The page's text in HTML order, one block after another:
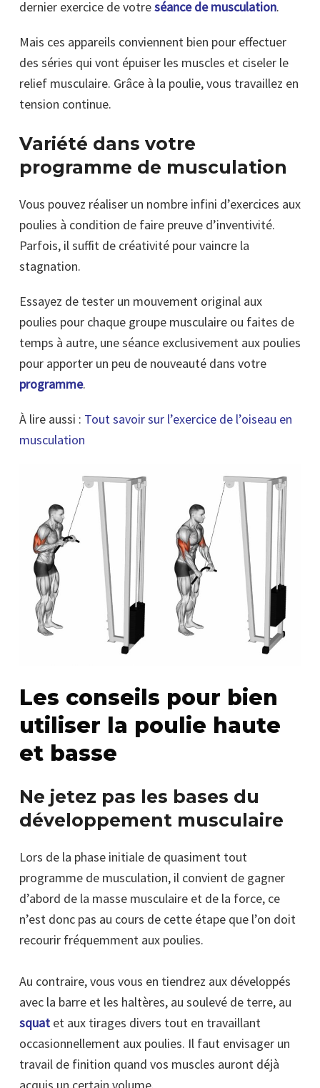
dernier exercice de votreséance de musculation.
Mais ces appareils conviennent bien pour effectuer
des séries qui vont épuiser les muscles et ciseler le
relief musculaire. Grâce à la poulie, vous travaillez en
tension continue.
Variété dans votre
programme de musculation
Vous pouvez réaliser un nombre infini d’exercices aux
poulies à condition de faire preuve d’inventivité.
Parfois, il suffit de créativité pour vaincre la
stagnation.
Essayez de tester un mouvement original aux
poulies pour chaque groupe musculaire ou faites de
temps à autre, une séance exclusivement aux poulies
pour apporter un peu de nouveauté dans votre
programme.
À lire aussi : Tout savoir sur l’exercice de l’oiseau en
musculation
Les conseils pour bien
utiliser la poulie haute
et basse
Ne jetez pas les bases du
développement musculaire
Lors de la phase initiale de quasiment tout
programme de musculation, il convient de gagner
d’abord de la masse musculaire et de la force, ce
n’est donc pas au cours de cette étape que l’on doit
recourir fréquemment aux poulies.
Au contraire, vous vous en tiendrez aux développés
avec la barre et les haltères, au soulevé de terre, au
squat et aux tirages divers tout en travaillant
occasionnellement aux poulies. Il faut envisager un
travail de finition quand vos muscles auront déjà